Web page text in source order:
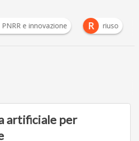
PNRR e innovazione R riuso
artificiale per